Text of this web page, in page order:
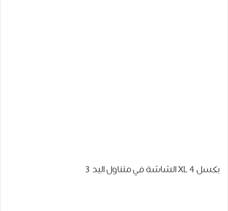
بكسل 4 XL الشاشة في متناول اليد 3